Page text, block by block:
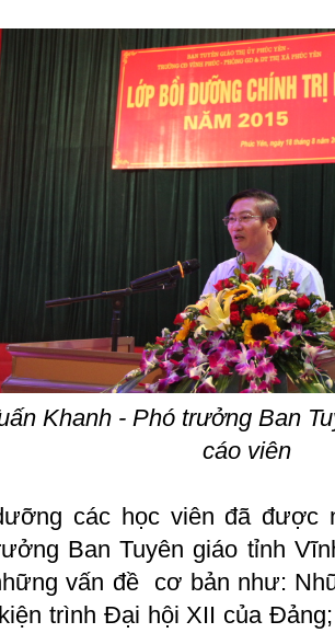
Khanh - Phó trưởng Ban
cáo viên
các học viên đã được
Ban Tuyên giáo tỉnh
vấn đề cơ bản như:
trình Đại hội XII của